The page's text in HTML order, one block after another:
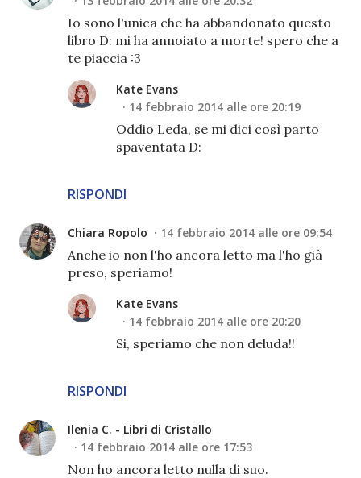
Io sono l'unica che ha abbandonato questo
libro D: mi ha annoiato a morte! spero che a
te piaccia :3
RISPONDI
Kate Evans
14 febbraio 2014 alle ore 20:19
Oddio Leda, se mi dici così parto
spaventata D:
Chiara Ropolo 14 febbraio 2014 alle ore 09:54
Anche io non l'ho ancora letto ma l'ho già
preso, speriamo!
RISPONDI
Kate Evans
14 febbraio 2014 alle ore 20:20
Si, speriamo che non deluda!!
Ilenia C. - Libri di Cristallo
14 febbraio 2014 alle ore 17:53
Non ho ancora letto nulla di suo.